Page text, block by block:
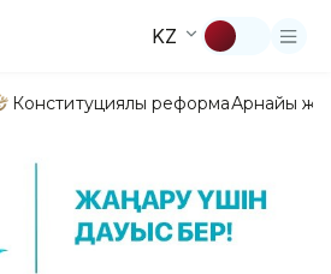
KZ
Конституциялық реформаАрнайы